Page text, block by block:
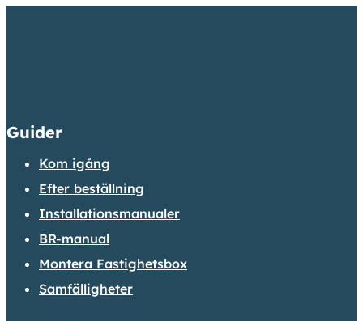
Guider
Kom igång
Efter beställning
Installationsmanualer
BR-manual
Montera Fastighetsbox
Samfälligheter